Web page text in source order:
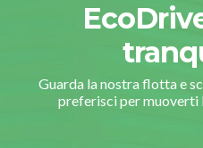
Guarda la nostra flotta e
preferisci per muoverti